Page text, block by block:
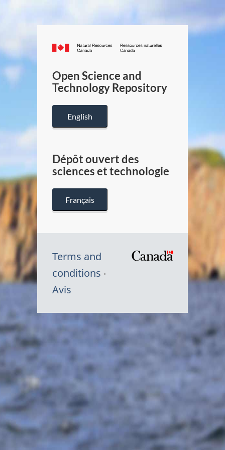
Canada.ca
/
Canada
Open Science and
Technology Repository
English
Dépôt ouvert des
sciences et technologie
Français
Terms and
conditions
Avis
Symbole
Canada